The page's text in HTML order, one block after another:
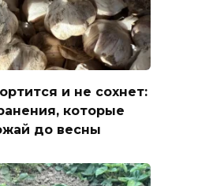
и не сохнет:
которые
до весны